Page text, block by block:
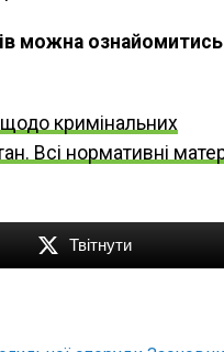
можна
щодо кримінальних
Всі нормативні
Твітнути